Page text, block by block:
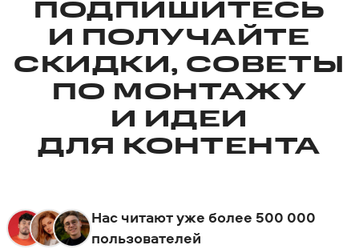
ПОДПИШИТЕСЬ
И ПОЛУЧАЙТЕ
СКИДКИ, СОВЕТЫ
ПО МОНТАЖУ
И ИДЕИ
ДЛЯ КОНТЕНТА
Нас читают уже более 500 000
пользователей